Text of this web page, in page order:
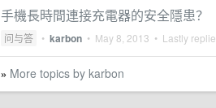
手機長時間連接充電器的安全隱患？
问与答 • karbon • May 8, 2013 • Lastly
» More topics by karbon